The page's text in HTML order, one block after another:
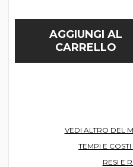
AGGIUNGI AL
CARRELLO
VEDI ALTRO DEL
TEMPI E
RESI E